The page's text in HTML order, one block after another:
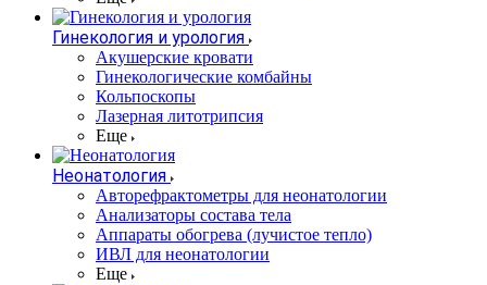
Гинекология и урология
Акушерские кровати
Гинекологические комбайны
Кольпоскопы
Лазерная литотрипсия
Еще
Неонатология
Авторефрактометры для неонатологии
Анализаторы состава тела
Аппараты обогрева (лучистое тепло)
ИВЛ для неонатологии
Еще